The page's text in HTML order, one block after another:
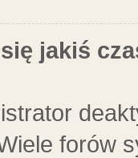
jakiś
forów